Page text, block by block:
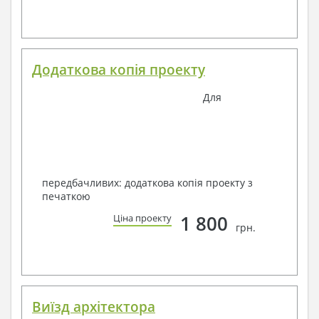
Додаткова копія проекту
Для
передбачливих: додаткова копія проекту з
печаткою
Ціна проекту 1 800 грн.
Виїзд архітектора